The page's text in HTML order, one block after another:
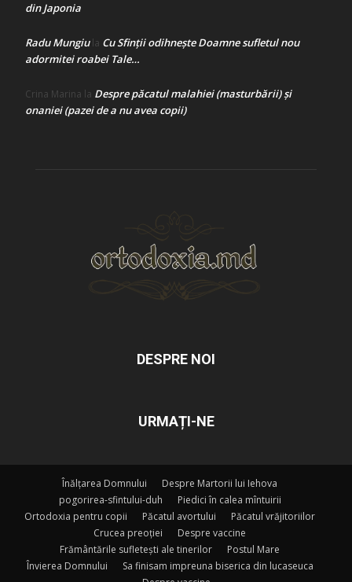
din Japonia
Radu Mungiula Cu Sfinții odihnește Doamne sufletul nou
adormitei roabei Tale…
Crina Marina la Despre păcatul malahiei (masturbării) şi
onaniei (pazei de a nu avea copii)
DESPRE NOI
URMAȚI-NE
Înălțarea Domnului
Despre Martorii lui Iehova
pogorirea-sfintului-duh
Piedici în calea mîntuirii
Ortodoxia pentru copii
Păcatul avortului
Păcatul vrăjitoriilor
Crucea preoției
Despre vaccine
Frământările sufletești ale tinerilor
Postul Mare
Învierea Domnului
Sa finisam impreuna biserica din lucaseuca